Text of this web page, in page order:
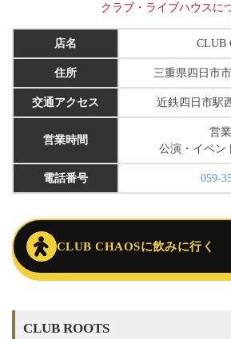
クラブ・ライブハウスに
店名 CLUB
住所 三重県四日市
交通アクセス 近鉄四日市駅
営業時間
営
公演・イベン
電話番号 059-
CLUB CHAOSに飲みに行く
CLUB ROOTS